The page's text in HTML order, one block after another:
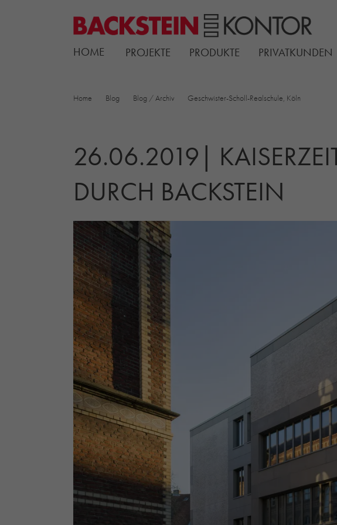
HOME PROJEKTE PRODUKTE PRIVATKUNDEN
Home Blog Blog / Archiv Geschwister-Scholl-Realschule, Köln
26.06.2019|
DURCH BACKSTEIN